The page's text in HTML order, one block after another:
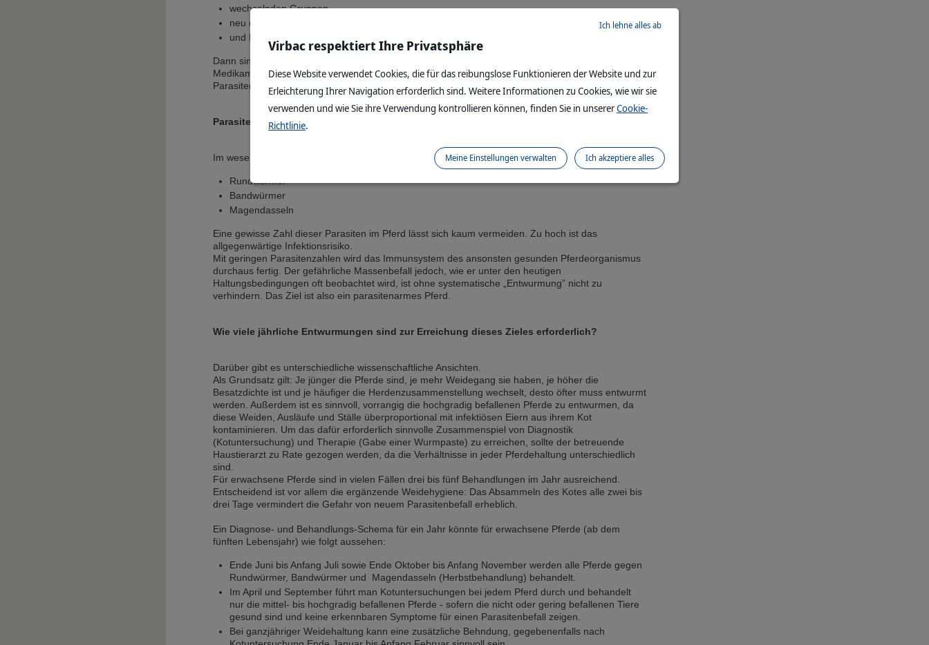
wechselnden Gruppen,
neu eingestellten Tieren
und Hochleistungspferden.
Dann sind hygienische Maßnahmen sowie eine strategische Parasitenbekämpfung mit
Medikamenten vom Tierarzt besonders wichtig. Das Risiko für eine Infektion mit Magen-Darm-
Parasiten ist auch bei wenigen Stunden täglichen Weideganges gegeben.
Parasitengruppen
Im wesentlichen gibt es drei wichtige Parasitengruppen bei Pferden:
Rundwürmer
Bandwürmer
Magendasseln
Eine gewisse Zahl dieser Parasiten im Pferd lässt sich kaum vermeiden. Zu hoch ist das
allgegenwärtige Infektionsrisiko.
Mit geringen Parasitenzahlen wird das Immunsystem des ansonsten gesunden Pferdeorganismus
durchaus fertig. Der gefährliche Massenbefall jedoch, wie er unter den heutigen
Haltungsbedingungen oft beobachtet wird, ist ohne systematische „Entwurmung” nicht zu
verhindern. Das Ziel ist also ein parasitenarmes Pferd.
Wie viele jährliche Entwurmungen sind zur Erreichung dieses Zieles erforderlich?
Darüber gibt es unterschiedliche wissenschaftliche Ansichten.
Als Grundsatz gilt: Je jünger die Pferde sind, je mehr Weidegang sie haben, je höher die
Besatzdichte ist und je häufiger die Herdenzusammenstellung wechselt, desto öfter muss entwurmt
werden. Außerdem ist es sinnvoll, vorrangig die hochgradig befallenen Pferde zu entwurmen, da
diese Weiden, Ausläufe und Ställe überproportional mit infektiösen Eiern aus ihrem Kot
kontaminieren. Um das dafür erforderlich sinnvolle Zusammenspiel von Diagnostik
(Kotuntersuchung) und Therapie (Gabe einer Wurmpaste) zu erreichen, sollte der betreuende
Haustierarzt zu Rate gezogen werden, da die Verhältnisse in jeder Pferdehaltung unterschiedlich
sind.
Für erwachsene Pferde sind in vielen Fällen drei bis fünf Behandlungen im Jahr ausreichend.
Entscheidend ist vor allem die ergänzende Weidehygiene: Das Absammeln des Kotes alle zwei bis
drei Tage vermindert die Gefahr von neuem Parasitenbefall erheblich.
Ein Diagnose- und Behandlungs-Schema für ein Jahr könnte für erwachsene Pferde (ab dem
fünften Lebensjahr) wie folgt aussehen:
Ende Juni bis Anfang Juli sowie Ende Oktober bis Anfang November werden alle Pferde gegen
Rundwürmer, Bandwürmer und Magendasseln (Herbstbehandlung) behandelt.
Im April und September führt man Kotuntersuchungen bei jedem Pferd durch und behandelt
nur die mittel- bis hochgradig befallenen Pferde - sofern die nicht oder gering befallenen Tiere
gesund sind und keine erkennbaren Symptome für einen Parasitenbefall zeigen.
Bei ganzjähriger Weidehaltung kann eine zusätzliche Behndung, gegebenenfalls nach
Virbac respektiert Ihre Privatsphäre
Diese Website verwendet Cookies, die für das reibungslose Funktionieren der Website und zur
Erleichterung Ihrer Navigation erforderlich sind. Weitere Informationen zu Cookies, wie wir sie
verwenden und wie Sie ihre Verwendung kontrollieren können, finden Sie in unsererCookie-
Richtlinie.
Ich lehne alles ab
Ich akzeptiere alles
Meine Einstellungen verwalten